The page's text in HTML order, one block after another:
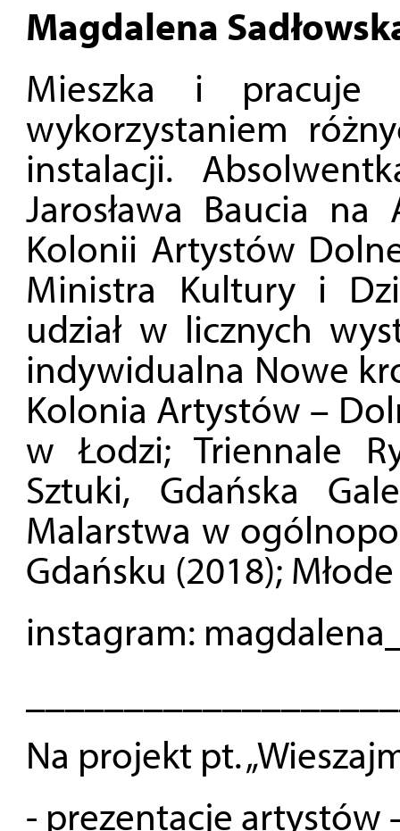
Magdalena
Mieszka i pracuje
wykorzystaniem
instalacji.
Jarosława Baucia
Kolonii Artystów
Ministra Kultury i
udział w licznych
indywidualna Nowe
Kolonia Artystów –
w Łodzi; Triennale
Sztuki, Gdańska
Malarstwa w
Gdańsku (2018);
instagram:
Na projekt pt.
- prezentacje artystów